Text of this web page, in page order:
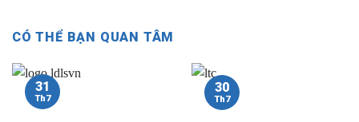
CÓ THỂ BẠN QUAN TÂM
31
Th7
30
Th7